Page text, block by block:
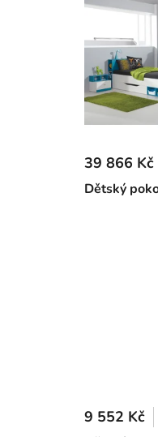
Dětský
39 866 Kč
9 552 Kč